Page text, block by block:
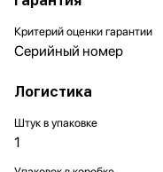
Критерий оценки гарантии
Серийный номер
Логистика
Штук в упаковке
1